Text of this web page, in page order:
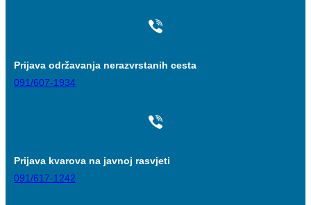
Prijava održavanja nerazvrstanih cesta
091/607-1934
Prijava kvarova na javnoj rasvjeti
091/617-1242